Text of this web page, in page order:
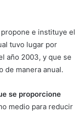
e instituye el
tuvo lugar por
año 2003, y que se
de manera anual.
se proporcione
medio para reducir